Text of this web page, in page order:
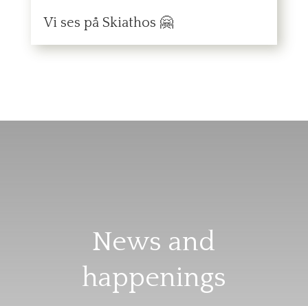
Vi ses på Skiathos 🤗
News and
happenings